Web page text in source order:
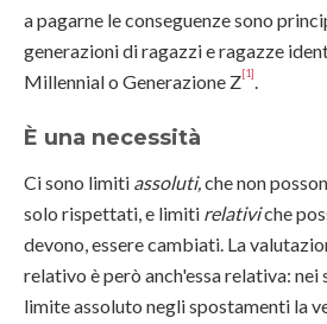
a pagarne le conseguenze sono
generazioni di ragazzi e ragazze
Millennial o Generazione Z[1].
È una necessità
Ci sono limiti assoluti,che non
solo rispettati, e limiti relativiche
devono, essere cambiati. La
relativo è però anch'essa relativa: nei
limite assoluto negli spostamenti la